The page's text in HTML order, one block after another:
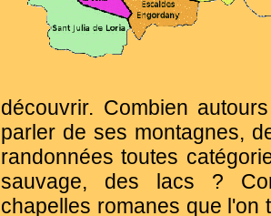
découvrir. Combien
parler de ses montagnes,
randonnées toutes
sauvage, des lacs ?
chapelles romanes que l'on